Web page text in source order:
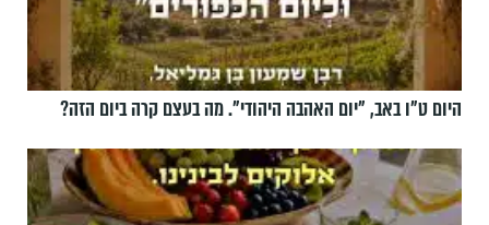
היום ט"ו באב, ”יום האהבה היהודי". מה בעצם קרה ביום הזה?